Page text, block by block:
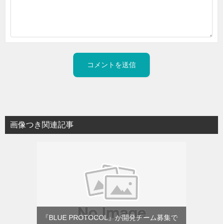
画像つき関連記事
『BLUE PROTOCOL』が開発チーム募集で